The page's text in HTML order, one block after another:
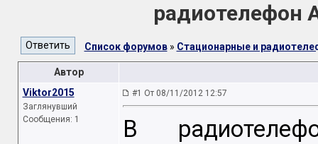
радиотелефон
Список форумов» Стационарные и
Автор
Viktor2015
Заглянувший
Сообщения: 1
#1 От 08/11/2012 12:57
В